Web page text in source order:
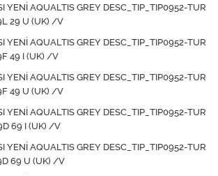
YENİ AQUALTIS GREY DESC_TIP_TIP0952-TUR
29 U (UK) /V
YENİ AQUALTIS GREY DESC_TIP_TIP0952-TUR
49 I (UK) /V
YENİ AQUALTIS GREY DESC_TIP_TIP0952-TUR
49 U (UK) /V
YENİ AQUALTIS GREY DESC_TIP_TIP0952-TUR
69 I (UK) /V
YENİ AQUALTIS GREY DESC_TIP_TIP0952-TUR
69 U (UK) /V